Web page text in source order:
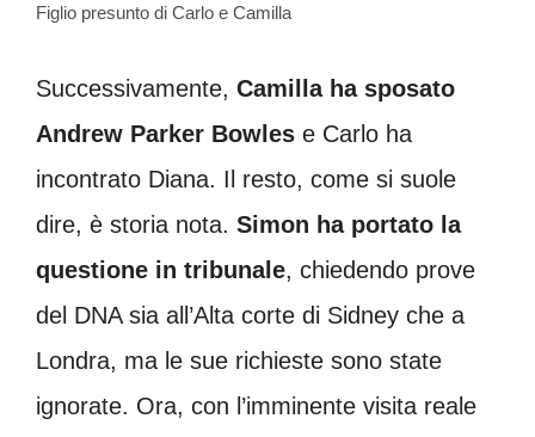
Figlio presunto di Carlo e Camilla
Successivamente, Camilla ha sposato
Andrew Parker Bowles e Carlo ha
incontrato Diana. Il resto, come si suole
dire, è storia nota. Simon ha portato la
questione in tribunale, chiedendo prove
del DNA sia all’Alta corte di Sidney che a
Londra, ma le sue richieste sono state
ignorate. Ora, con l’imminente visita reale